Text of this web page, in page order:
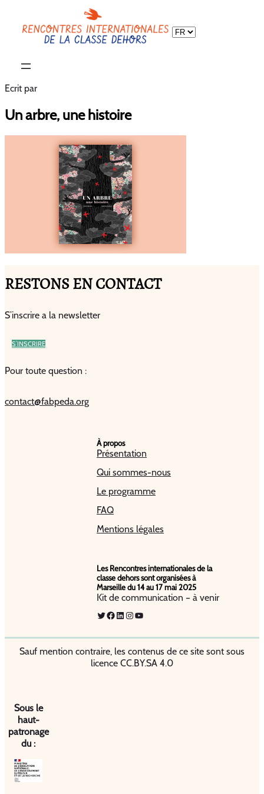
Choisir
Ecrit par
Un arbre, une histoire
RESTONS EN CONTACT
S’inscrire a la newsletter
S’INSCRIRE
Pour toute question :
contact@fabpeda.org
À propos
Présentation
Qui sommes-nous
Le programme
FAQ
Mentions légales
Les Rencontres internationales de la
classe dehors sont organisées à
Marseille du 14 au 17 mai 2025
Kit de communication – à venir
Twitter
Facebook
LinkedIn
Instagram
YouTube
Sauf mention contraire, les contenus de ce site sont sous
licence CC.BY.SA 4.0
Sous le
haut-
patronage
du :